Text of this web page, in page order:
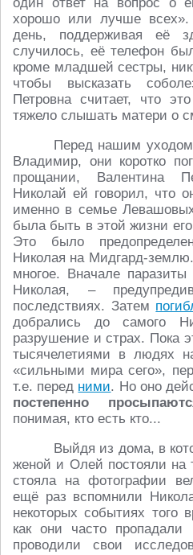
хорошо или лучше
день, поддерживая её
случилось, её телефон
кроме младшей сестры,
чтобы высказать
Петровна считает, что
тяжело слышать матери о
Перед нашим
Владимир, они коротко
прощании, Валентина
Николай ей говорил, что
именно в семье
была быть в этой жизни
Это было
Николая на Мидгард-
многое. Вначале
Николая, –
последствиях. Затем
добрались до самого
разрушение и страх. Пока
тысячелетиями в людях
«сильными мира сего»,
т.е. перед ними. Но оно
постепенно
понимая, кто есть кто...
Выйдя из дома, в
женой и Олей постояли на
стояла на фотографии
ещё раз вспомнили
некоторых событиях того
как они часто
проводили свои